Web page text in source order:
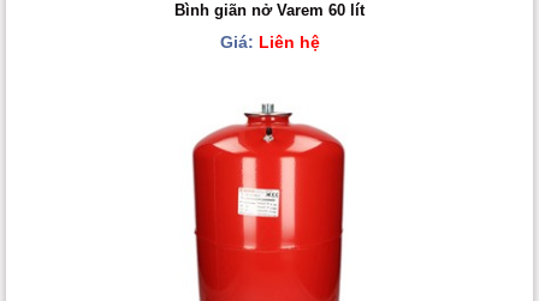
Bình giãn nở Varem 60 lít
Giá: Liên hệ